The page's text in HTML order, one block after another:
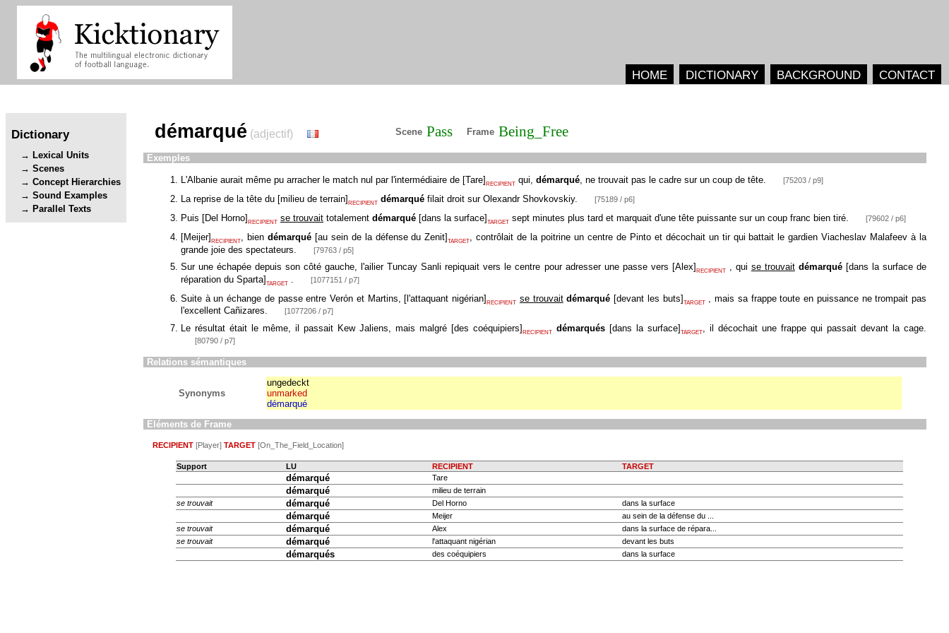
HOME DICTIONARY BACKGROUND CONTACT
Dictionary
Lexical Units
Scenes
Concept Hierarchies
Sound Examples
Parallel Texts
démarqué (adjectif) Scene Pass Frame Being_Free
Exemples
L'Albanie aurait même pu arracher le match nul par l'intermédiaire de [Tare] RECIPIENT qui, démarqué, ne trouvait pas le cadre sur un coup de tête. [75203 / p9]
La reprise de la tête du [milieu de terrain] RECIPIENT démarqué filait droit sur Olexandr Shovkovskiy. [75189 / p6]
Puis [Del Horno] RECIPIENT se trouvait totalement démarqué [dans la surface] TARGET sept minutes plus tard et marquait d'une tête puissante sur un coup franc bien tiré. [79602 / p6]
[Meijer] RECIPIENT, bien démarqué [au sein de la défense du Zenit]TARGET, contrôlait de la poitrine un centre de Pinto et décochait un tir qui battait le gardien Viacheslav Malafeev à la
grande joie des spectateurs.
[79763 / p5]
Sur une échapée depuis son côté gauche, l'ailier Tuncay Sanli repiquait vers le centre pour adresser une passe vers [Alex] RECIPIENT, qui se trouvait démarqué [dans la surface de
réparation du Sparta]TARGET [1077151 / p7]
Suite à un échange de passe entre Verón et Martins, [l'attaquant nigérian]RECIPIENT se trouvait démarqué [devant les buts]TARGET, mais sa frappe toute en puissance ne trompait pas
l'excellent Cañizares.
[1077206 / p7]
Le résultat était le même, il passait Kew Jaliens, mais malgré [des coéquipiers]RECIPIENT démarqués [dans la surface]TARGET , il décochait une frappe qui passait devant la cage.
[80790 / p7]
Relations sémantiques
Synonyms
ungedeckt
unmarked
démarqué
Eléments de Frame
RECIPIENT [Player] TARGET [On_The_Field_Location]
Support LU RECIPIENT TARGET
démarqué Tare
démarqué
milieu de terrain
se trouvait
démarqué Del Horno dans la surface
démarqué Meijer
au sein de la défense du ...
se trouvait
démarqué Alex
dans la surface de répara...
se trouvait
démarqué l'attaquant nigérian devant les buts
démarqués des coéquipiers dans la surface